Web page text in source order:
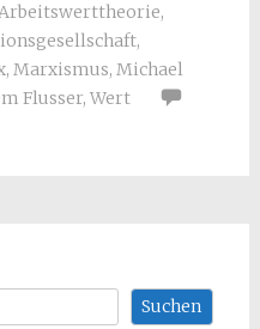
,
,
, Marxismus, Michael
Flusser, Wert
Suchen